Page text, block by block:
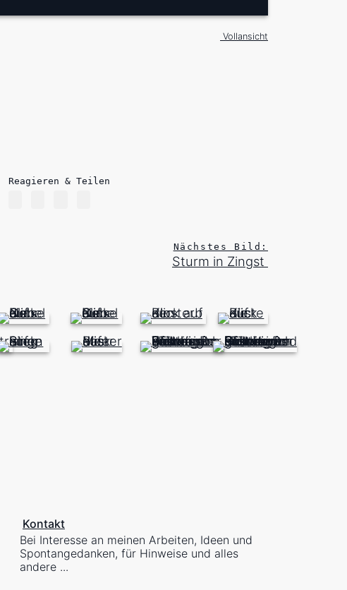
Vollansicht
Reagieren & Teilen
Nächstes Bild:
Sturm in Zingst
Kontakt
Bei Interesse an meinen Arbeiten, Ideen und
Spontangedanken, für Hinweise und alles
andere ...